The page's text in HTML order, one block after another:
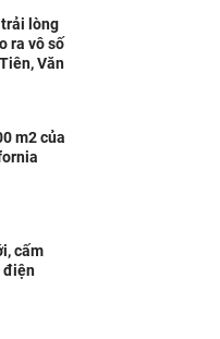
lòng
ra vô số
Văn
m2 của
cấm
điện